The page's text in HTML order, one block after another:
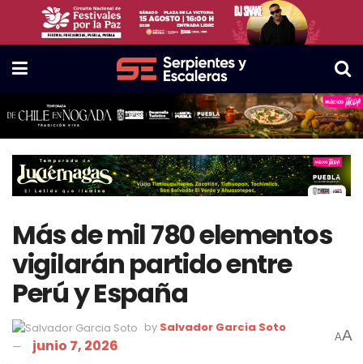
Más de mil 780 elementos
vigilarán partido entre
Perú y España
by Salvador Garcia Soto
junio 7, 2026 AA